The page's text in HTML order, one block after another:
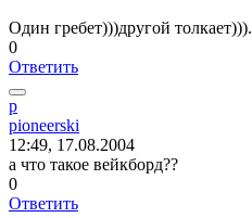
Один гребет)))другой
0
Ответить
p
pioneerski
12:49, 17.08.2004
а что такое вейкборд??
0
Ответить